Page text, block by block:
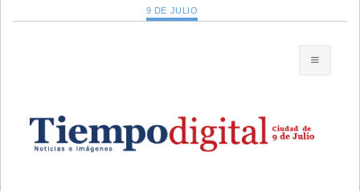
9 DE JULIO